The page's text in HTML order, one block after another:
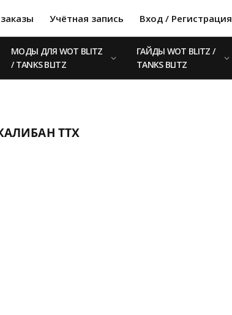
Учётная запись Вход / Регистрация
МОДЫ ДЛЯ WOT BLITZ
/ TANKS BLITZ
ГАЙДЫ WOT BLITZ /
TANKS BLITZ
КАЛИБАН ТТХ